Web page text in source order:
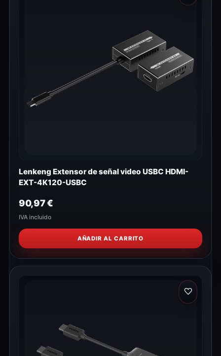
Lenkeng Extensor de señal video USBC HDMI-
EXT-4K120-USBC
90,97€
IVA incluido
AÑADIR AL CARRITO